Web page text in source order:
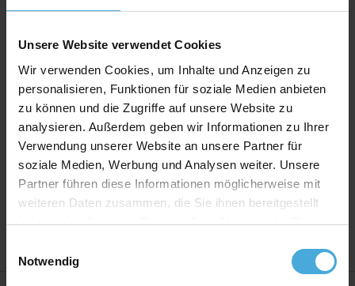
Unsere Website verwendet Cookies
Wir verwenden Cookies, um Inhalte und Anzeigen zu
personalisieren, Funktionen für soziale Medien anbieten
zu können und die Zugriffe auf unsere Website zu
analysieren. Außerdem geben wir Informationen zu Ihrer
Verwendung unserer Website an unsere Partner für
soziale Medien, Werbung und Analysen weiter. Unsere
Partner führen diese Informationen möglicherweise mit
weiteren Daten zusammen, die Sie ihnen bereitgestellt
haben oder die sie im Rahmen Ihrer Nutzung der Dienste
Notwendig
Einrahmung
Preis. Universell einsetzbar auch als Bastel- und
Präsentationskarton.
Qualitätslevel:Museumsqualität
Farbechtheit:Hohe UV-Beständigkeit der Farben
Material:Alphazellulose /reiner Zellstoff
Eigenschaften: Säure- und ligninfrei, pH-Wert ca. 8,0
Eignung:Für die Einrahmung von Postern, Fotos,
Kunstdrucke bis hin zu wertvollsten Originalen aber
auch als Präsentationskarton und Bastelkarton